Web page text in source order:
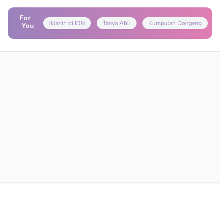
For
You
Iklanin di IDN Tanya Ahli Kumpulan Dongeng